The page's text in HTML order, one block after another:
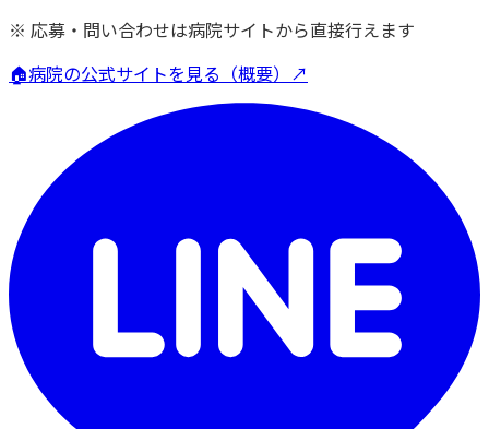
※ 応募・問い合わせは病院サイトから直接行えます
🏠病院の公式サイトを見る（概要）↗